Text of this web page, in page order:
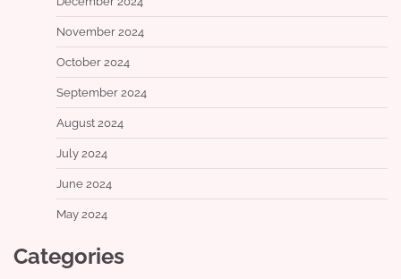
November 2024
October 2024
September 2024
August 2024
July 2024
June 2024
May 2024
Categories